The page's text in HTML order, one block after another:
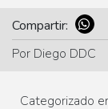
Compartir:
Por Diego DDC
Categorizado